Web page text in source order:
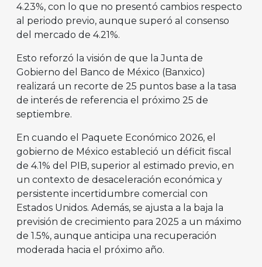
4.23%, con lo que no presentó cambios respecto
al periodo previo, aunque superó al consenso
del mercado de 4.21%.
Esto reforzó la visión de que la Junta de
Gobierno del Banco de México (Banxico)
realizará un recorte de 25 puntos base a la tasa
de interés de referencia el próximo 25 de
septiembre.
En cuando el Paquete Económico 2026, el
gobierno de México estableció un déficit fiscal
de 4.1% del PIB, superior al estimado previo, en
un contexto de desaceleración económica y
persistente incertidumbre comercial con
Estados Unidos. Además, se ajusta a la baja la
previsión de crecimiento para 2025 a un máximo
de 1.5%, aunque anticipa una recuperación
moderada hacia el próximo año.